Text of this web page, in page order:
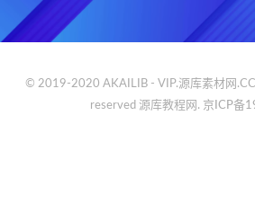
© 2019-2020 AKAILIB - VIP.源库素材网
reserved 源库教程网. 京ICP备